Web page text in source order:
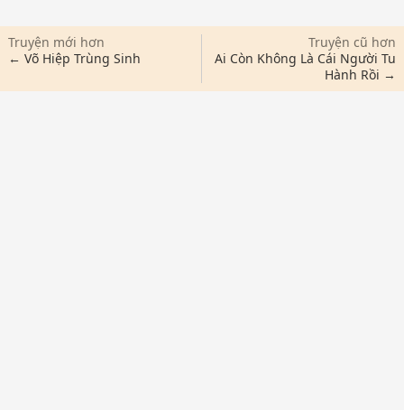
Truyện mới hơn
← Võ Hiệp Trùng Sinh
Truyện cũ hơn
Ai Còn Không Là Cái Người Tu
Hành Rồi →